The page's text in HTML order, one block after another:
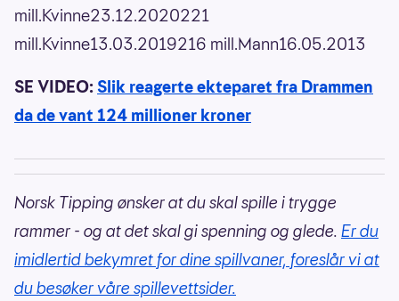
mill.Kvinne23.12.2020221
mill.Kvinne13.03.2019216 mill.Mann16.05.2013
SE VIDEO: Slik reagerte ekteparet fra Drammen
da de vant 124 millioner kroner
Norsk Tipping ønsker at du skal spille i trygge
rammer - og at det skal gi spenning og glede. Er du
imidlertid bekymret for dine spillvaner, foreslår vi at
du besøker våre spillevettsider.